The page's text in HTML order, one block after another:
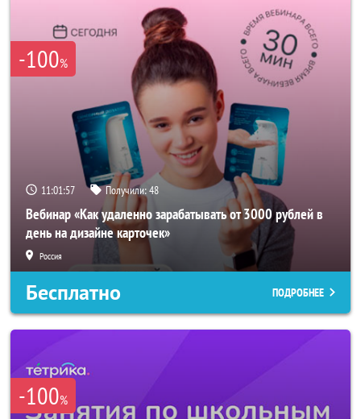
-100%
11:01:54 Получили:48
Вебинар «Как удаленно зарабатывать от 3000 рублей в
день на дизайне карточек»
Россия
Бесплатно ПОДРОБНЕЕ
-100%